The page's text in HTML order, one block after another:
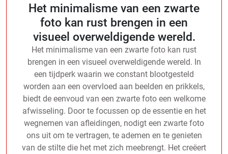
Het minimalisme van een zwarte
foto kan rust brengen in een
visueel overweldigende wereld.
Het minimalisme van een zwarte foto kan rust
brengen in een visueel overweldigende wereld. In
een tijdperk waarin we constant blootgesteld
worden aan een overvloed aan beelden en prikkels,
biedt de eenvoud van een zwarte foto een welkome
afwisseling. Door te focussen op de essentie en het
wegnemen van afleidingen, nodigt een zwarte foto
ons uit om te vertragen, te ademen en te genieten
van de stilte die het met zich meebrengt. Het creëert